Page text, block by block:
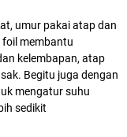
umur pakai atap dan
foil membantu
kelembapan, atap
Begitu juga dengan
mengatur suhu
sedikit